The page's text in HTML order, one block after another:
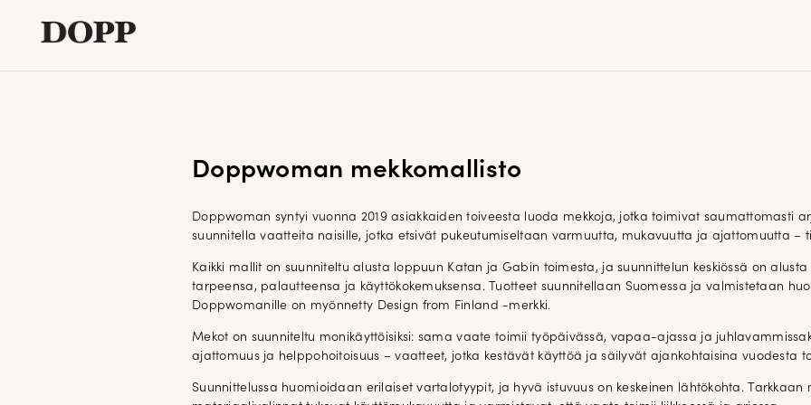
Doppwoman mekkomallisto
Doppwoman syntyi vuonna 2019 asiakkaiden toiveesta luoda mekkoja, jotka toimivat saumattomasti
suunnitella vaatteita naisille, jotka etsivät pukeutumiseltaan varmuutta, mukavuutta ja ajattomuutta –
Kaikki mallit on suunniteltu alusta loppuun Katan ja Gabin toimesta, ja suunnittelun keskiössä on
tarpeensa, palautteensa ja käyttökokemuksensa. Tuotteet suunnitellaan Suomessa ja valmistetaan
Doppwomanille on myönnetty Design from Finland -merkki.
Mekot on suunniteltu monikäyttöisiksi: sama vaate toimii työpäivässä, vapaa-ajassa ja
ajattomuus ja helppohoitoisuus – vaatteet, jotka kestävät käyttöä ja säilyvät ajankohtaisina vuodesta
Suunnittelussa huomioidaan erilaiset vartalotyypit, ja hyvä istuvuus on keskeinen lähtökohta. Tarkkaan